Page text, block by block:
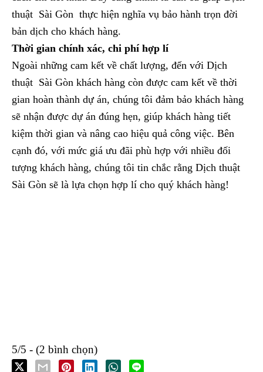
thuật Sài Gòn thực hiện nghĩa vụ bảo hành trọn đời
bản dịch cho khách hàng.
Thời gian chính xác, chi phí hợp lí
Ngoài những cam kết về chất lượng, đến với Dịch
thuật Sài Gòn khách hàng còn được cam kết về thời
gian hoàn thành dự án, chúng tôi đảm bảo khách hàng
sẽ nhận được dự án đúng hẹn, giúp khách hàng tiết
kiệm thời gian và nâng cao hiệu quả công việc. Bên
cạnh đó, với mức giá ưu đãi phù hợp với nhiều đối
tượng khách hàng, chúng tôi tin chắc rằng Dịch thuật
Sài Gòn sẽ là lựa chọn hợp lí cho quý khách hàng!
5/5 - (2 bình chọn)